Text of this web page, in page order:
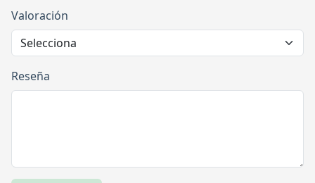
Valoración
Reseña